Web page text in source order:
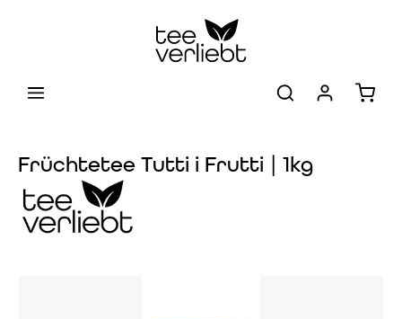
Früchtetee Tutti i Frutti | 1kg